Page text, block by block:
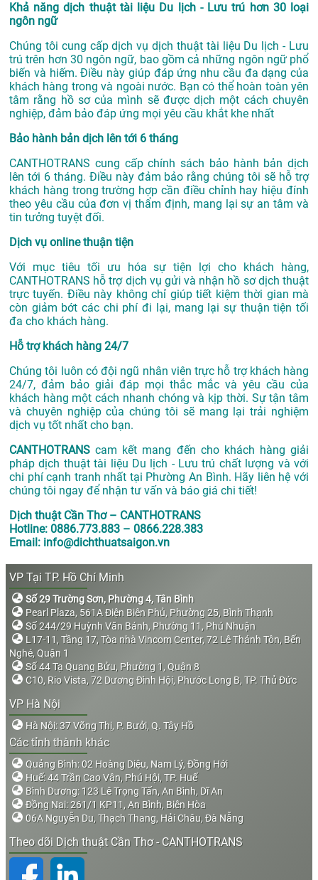
Khả năng dịch thuật tài liệu Du lịch - Lưu trú hơn 30 loại
ngôn ngữ
Chúng tôi cung cấp dịch vụ dịch thuật tài liệu Du lịch - Lưu
trú trên hơn 30 ngôn ngữ, bao gồm cả những ngôn ngữ phổ
biến và hiếm. Điều này giúp đáp ứng nhu cầu đa dạng của
khách hàng trong và ngoài nước. Bạn có thể hoàn toàn yên
tâm rằng hồ sơ của mình sẽ được dịch một cách chuyên
nghiệp, đảm bảo đáp ứng mọi yêu cầu khắt khe nhất
Bảo hành bản dịch lên tới 6 tháng
CANTHOTRANS cung cấp chính sách bảo hành bản dịch
lên tới 6 tháng. Điều này đảm bảo rằng chúng tôi sẽ hỗ trợ
khách hàng trong trường hợp cần điều chỉnh hay hiệu đính
theo yêu cầu của đơn vị thẩm định, mang lại sự an tâm và
tin tưởng tuyệt đối.
Dịch vụ online thuận tiện
Với mục tiêu tối ưu hóa sự tiện lợi cho khách hàng,
CANTHOTRANS hỗ trợ dịch vụ gửi và nhận hồ sơ dịch thuật
trực tuyến. Điều này không chỉ giúp tiết kiệm thời gian mà
còn giảm bớt các chi phí đi lại, mang lại sự thuận tiện tối
đa cho khách hàng.
Hỗ trợ khách hàng 24/7
Chúng tôi luôn có đội ngũ nhân viên trực hỗ trợ khách hàng
24/7, đảm bảo giải đáp mọi thắc mắc và yêu cầu của
khách hàng một cách nhanh chóng và kịp thời. Sự tận tâm
và chuyên nghiệp của chúng tôi sẽ mang lại trải nghiệm
dịch vụ tốt nhất cho bạn.
CANTHOTRANS cam kết mang đến cho khách hàng giải
pháp dịch thuật tài liệu Du lịch - Lưu trú chất lượng và với
chi phí cạnh tranh nhất tại Phường An Bình. Hãy liên hệ với
chúng tôi ngay để nhận tư vấn và báo giá chi tiết!
Dịch thuật Cần Thơ – CANTHOTRANS
Hotline: 0886.773.883 – 0866.228.383
Email: info@dichthuatsaigon.vn
VP Tại TP. Hồ Chí Minh
Số 29 Trường Sơn, Phường 4, Tân Bình
Pearl Plaza, 561A Điện Biên Phủ, Phường 25, Bình Thạnh
Số 244/29 Huỳnh Văn Bánh, Phường 11, Phú Nhuận
L17-11, Tầng 17, Tòa nhà Vincom Center, 72 Lê Thánh Tôn, Bến
Nghé, Quận 1
Số 44 Tạ Quang Bửu, Phường 1, Quận 8
C10, Rio Vista, 72 Dương Đình Hội, Phước Long B, TP. Thủ Đức
VP Hà Nội
Hà Nội: 37 Võng Thị, P. Bưởi, Q. Tây Hồ
Các tỉnh thành khác
Quảng Bình: 02 Hoàng Diệu, Nam Lý, Đồng Hới
Huế: 44 Trần Cao Vân, Phú Hội, TP. Huế
Bình Dương: 123 Lê Trọng Tấn, An Bình, Dĩ An
Đồng Nai: 261/1 KP11, An Bình, Biên Hòa
06A Nguyễn Du, Thạch Thang, Hải Châu, Đà Nẵng
Theo dõi Dịch thuật Cần Thơ - CANTHOTRANS